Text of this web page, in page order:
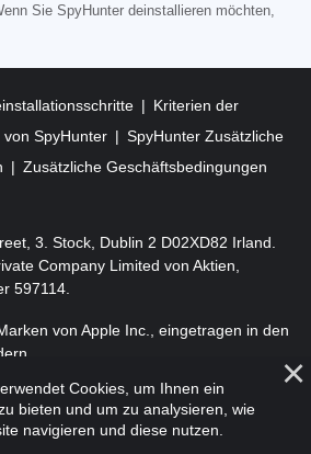
Sie SpyHunter deinstallieren möchten,
Kriterien der
SpyHunter
SpyHunter Zusätzliche
Zusätzliche Geschäftsbedingungen
3. Stock, Dublin 2 D02XD82 Irland.
Company Limited von Aktien,
597114.
von Apple Inc., eingetragen in den
Ltd. Alle Rechte vorbehalten.
Cookies, um Ihnen ein
bieten und um zu analysieren, wie
navigieren und diese nutzen.